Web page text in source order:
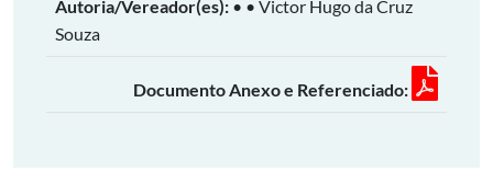
Autoria/Vereador(es): • • Victor Hugo da Cruz
Souza
Documento Anexo e Referenciado: